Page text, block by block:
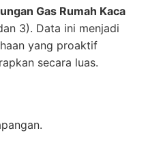
Gas Rumah Kaca
3). Data ini menjadi
yang proaktif
secara luas.